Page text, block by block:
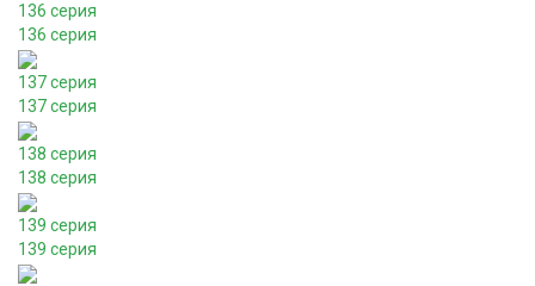
136 серия
136 серия
137 серия
137 серия
138 серия
138 серия
139 серия
139 серия